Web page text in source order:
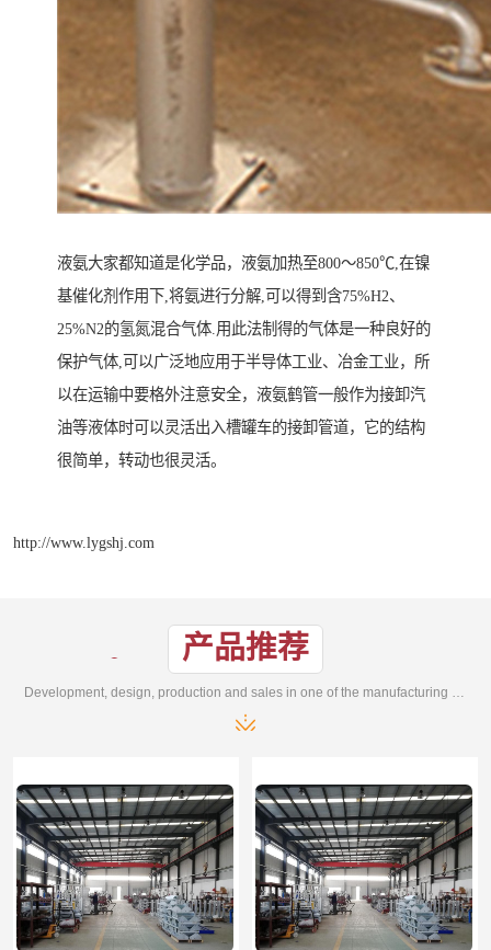
液氨大家都知道是化学品，液氨加热至800～850℃,在镍
基催化剂作用下,将氨进行分解,可以得到含75%H2、
25%N2的氢氮混合气体.用此法制得的气体是一种良好的
保护气体,可以广泛地应用于半导体工业、冶金工业，所
以在运输中要格外注意安全，液氨鹤管一般作为接卸汽
油等液体时可以灵活出入槽罐车的接卸管道，它的结构
很简单，转动也很灵活。
http://www.lygshj.com
产品推荐